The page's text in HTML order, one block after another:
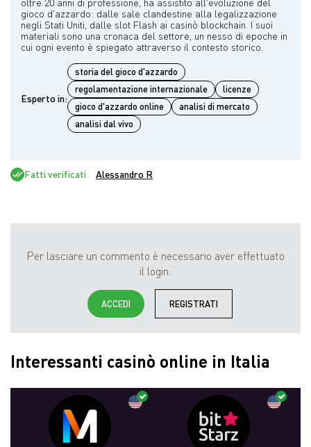
oltre 20 anni di professione, ha assistito all'evoluzione del
gioco d'azzardo: dalle sale clandestine alla legalizzazione
negli Stati Uniti, dalle slot Flash ai casinò blockchain. I suoi
materiali sono una cronaca del settore, un nesso di epoche in
Esperto in:
storia del gioco d'azzardo
regolamentazione internazionale
licenze
gioco d'azzardo online
analisi di mercato
analisi dal vivo
Fatti verificati Alessandro R
Per lasciare un commento è necessario aver effettuato
il login:
ACCEDI REGISTRATI
Interessanti casinò online in Italia